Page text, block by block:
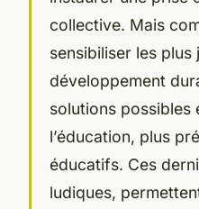
collective. Mais
sensibiliser les plus
développement
solutions possibles
l’éducation, plus
éducatifs. Ces
ludiques,